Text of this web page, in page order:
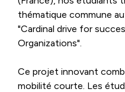
thématique commune
"Cardinal drive for
Organizations".
Ce projet innovant
mobilité courte. Les